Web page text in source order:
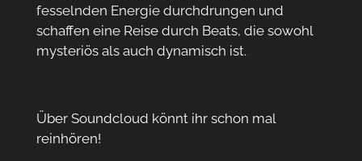
fesselnden Energie durchdrungen und
schaffen eine Reise durch Beats, die sowohl
mysteriös als auch dynamisch ist.
Über Soundcloud könnt ihr schon mal
reinhören!